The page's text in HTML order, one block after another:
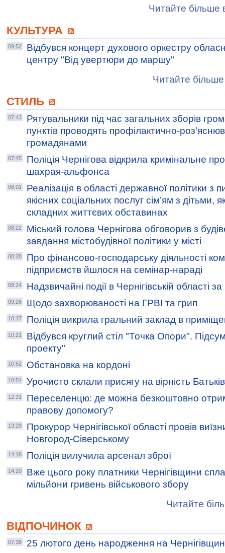
Читайте більше
КУЛЬТУРА
09:52
Відбувся концерт духового оркестру
центру "Від увертюри до маршу"
Читайте більше
СТИЛЬ
07:43
Рятувальники під час загальних зборів
пунктів проводять профілактично-
громадянами
07:45
Поліція Чернігова відкрила кримінальне
шахрая-альфонса
08:01
Реалізація в області державної політики з
якісних соціальних послуг сім’ям з дітьми,
складних життєвих обставинах
08:22
Міський голова Чернігова обговорив з
завдання містобудівної політики у місті
08:28
Про фінансово-господарську діяльності
підприємств йшлося на семінар-нараді
09:24 Надзвичайні події в Чернігівській області
09:26 Щодо захворюваності на ГРВІ та грип
10:17 Поліція викрила гральний заклад в
10:21
Відбувся круглий стіл "Точка Опори".
проекту"
10:52 Обстановка на кордоні
10:54 Урочисто склали присягу на вірність
12:31
Переселенцю: де можна безкоштовно
правову допомогу?
13:29
Прокурор Чернігівської області провів
Новгород-Сіверському
14:18 Поліція вилучила арсенал зброї
14:20
Вже цього року платники Чернігівщини
мільйони гривень військового збору
Читайте
ВІДПОЧИНОК
07:38
25 лютого день народження на